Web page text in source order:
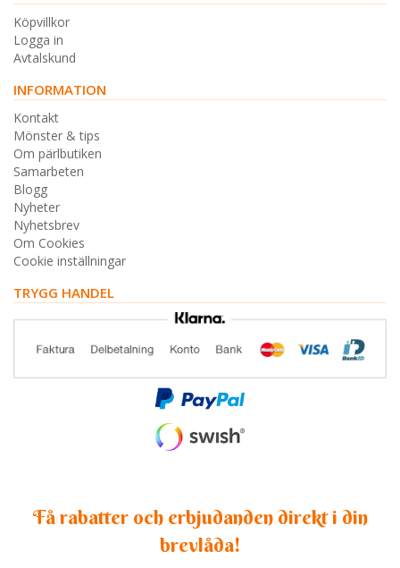
Köpvillkor
Logga in
Avtalskund
INFORMATION
Kontakt
Mönster & tips
Om pärlbutiken
Samarbeten
Blogg
Nyheter
Nyhetsbrev
Om Cookies
Cookie inställningar
TRYGG HANDEL
Få rabatter och erbjudanden direkt i din
brevlåda!